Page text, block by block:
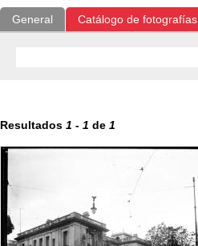
General Catálogo de fotografías
Resultados 1 - 1 de 1